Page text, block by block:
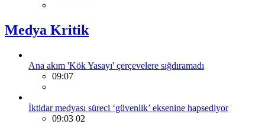
Medya Kritik
Ana akım 'Kök Yasayı' çerçevelere sığdıramadı
09:07
İktidar medyası süreci ‘güvenlik’ eksenine hapsediyor
09:03 02